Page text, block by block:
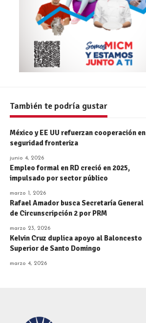
También te podría gustar
México y EE UU refuerzan cooperación en
seguridad fronteriza
junio 4, 2026
Empleo formal en RD creció en 2025,
impulsado por sector público
marzo 1, 2026
Rafael Amador busca Secretaría General
de Circunscripción 2 por PRM
marzo 23, 2026
Kelvin Cruz duplica apoyo al Baloncesto
Superior de Santo Domingo
marzo 4, 2026